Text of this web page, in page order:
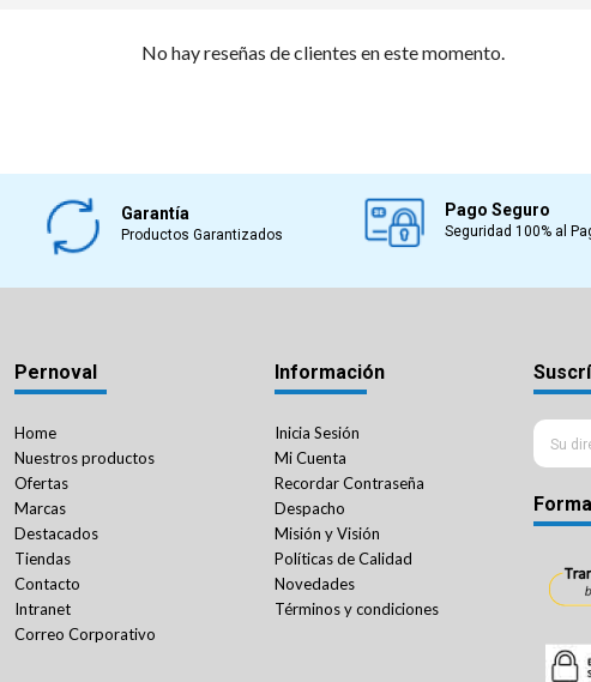
No hay reseñas de clientes en este momento.
Garantía
Productos Garantizados
Pago Seguro
Seguridad 100% al
Pernoval
Home
Nuestros productos
Ofertas
Marcas
Destacados
Tiendas
Contacto
Intranet
Correo Corporativo
Información
Inicia Sesión
Mi Cuenta
Recordar Contraseña
Despacho
Misión y Visión
Políticas de Calidad
Novedades
Términos y condiciones